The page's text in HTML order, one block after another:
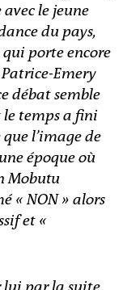
le jeune
du pays,
porte encore
Emery
débat semble
le temps a fini
l’image de
époque où
Mobutu
« NON » alors
et «